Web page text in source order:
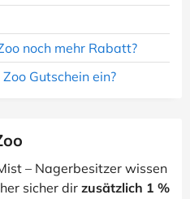
noch mehr Rabatt?
Gutschein ein?
– Nagerbesitzer wissen
sicher dir zusätzlich 1 %